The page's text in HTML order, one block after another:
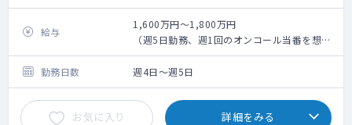
論文抄読やカンファレンスを積極的にしてお
りますので、
学び続けたい意欲の高い先生からのご応募を
お待ちしております。
給与
1,600万円～1,800万円
（週5日勤務、週1回のオンコール当番を想
定）
勤務日数
週4日～週5日
お気に入り 詳細をみる